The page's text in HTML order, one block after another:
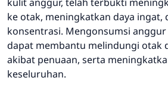
ke otak, meningkatkan daya ingat,
konsentrasi. Mengonsumsi
dapat membantu melindungi otak
akibat penuaan, serta
keseluruhan.